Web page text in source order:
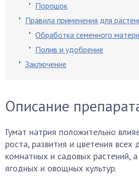
Порошок
Правила применения для
Обработка семенного
Полив и удобрение
Заключение
Описание
Гумат натрия положительно
роста, развития и цветения всех
комнатных и садовых растений,
ягодных и овощных культур.